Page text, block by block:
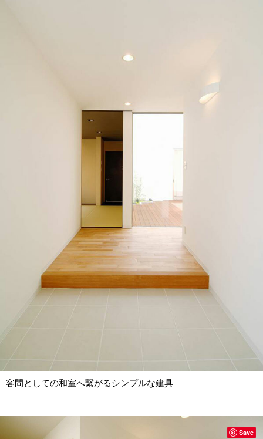
客間としての和室へ繋がるシンプルな建具
Save